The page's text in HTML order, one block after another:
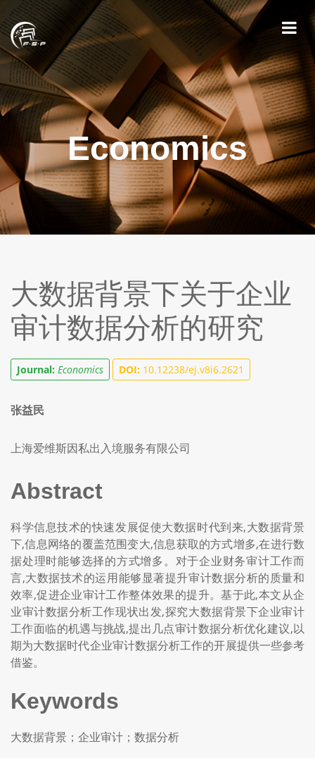
Economics
大数据背景下关于企业
审计数据分析的研究
Journal: Economics DOI: 10.12238/ej.v8i6.2621
张益民
上海爱维斯因私出入境服务有限公司
Abstract
科学信息技术的快速发展促使大数据时代到来,大数据背景
下,信息网络的覆盖范围变大,信息获取的方式增多,在进行数
据处理时能够选择的方式增多。对于企业财务审计工作而
言,大数据技术的运用能够显著提升审计数据分析的质量和
效率,促进企业审计工作整体效果的提升。基于此,本文从企
业审计数据分析工作现状出发,探究大数据背景下企业审计
工作面临的机遇与挑战,提出几点审计数据分析优化建议,以
期为大数据时代企业审计数据分析工作的开展提供一些参考
借鉴。
Keywords
大数据背景；企业审计；数据分析